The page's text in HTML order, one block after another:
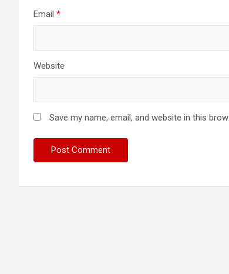
Email *
Website
Save my name, email, and website in this